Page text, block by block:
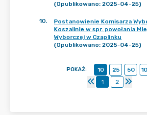
(Opublikowano: 2025-04-25)
10.
Postanowienie Komisarza
Koszalinie w spr. powołania
Wyborczej w Czaplinku
(Opublikowano: 2025-04-25)
POKAŻ: 10 25 50
1
2